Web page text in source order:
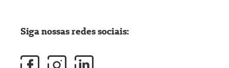
Siga nossas redes sociais: